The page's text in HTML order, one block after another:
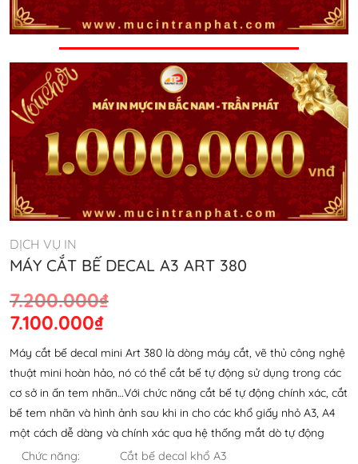
DỊCH VỤ IN
MÁY CẮT BẾ DECAL A3 ART 380
7.200.000₫
Giá
gốc
7.200.000₫.
7.100.000₫
Giá
hiện
là:
7.100.000₫.
Máy cắt bế decal mini Art 380 là dòng máy cắt, vẽ thủ công nghệ
thuật mini hoàn hảo, nó có thể cắt bế tự động sử dụng trong các
cơ sở in ấn tem nhãn…Với chức năng cắt bế tự động chính xác, cắt
bế tem nhãn và hình ảnh sau khi in cho các khổ giấy nhỏ A3, A4
một cách dễ dàng và chính xác qua hệ thống mắt dò tự động
Chức năng:
Cắt bế decal khổ A3